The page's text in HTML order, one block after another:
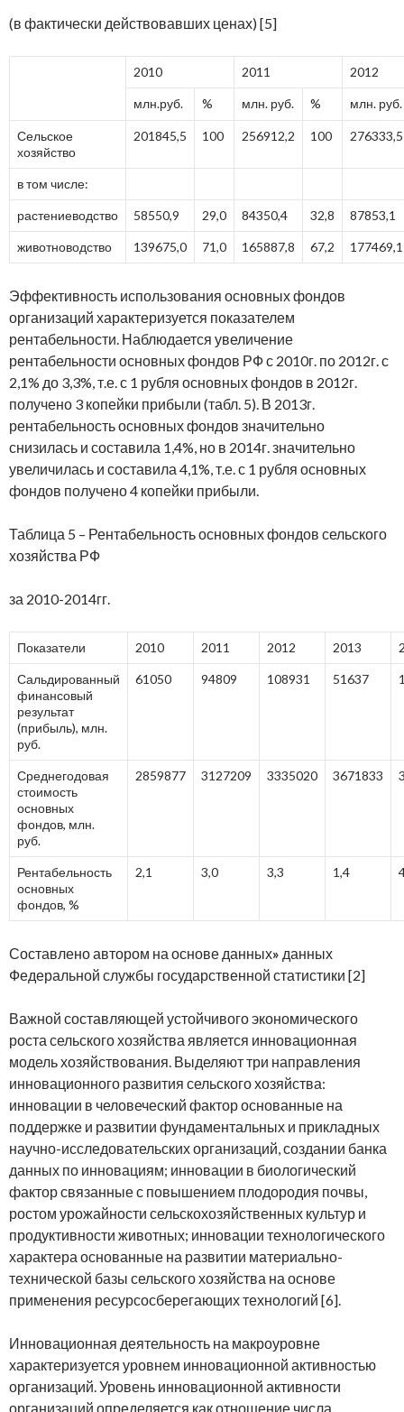
(в фактически действовавших ценах) [5]
2010 2011 2012
млн.руб. % млн. руб. % млн. руб.
Сельское
хозяйство
201845,5 100 256912,2 100 276333,5
в том числе:
растениеводство 58550,9 29,0 84350,4 32,8 87853,1
животноводство 139675,0 71,0 165887,8 67,2 177469,1
Эффективность использования основных фондов
организаций характеризуется показателем
рентабельности. Наблюдается увеличение
рентабельности основных фондов РФ с 2010г. по 2012г. с
2,1% до 3,3%, т.е. с 1 рубля основных фондов в 2012г.
получено 3 копейки прибыли (табл. 5). В 2013г.
рентабельность основных фондов значительно
снизилась и составила 1,4%, но в 2014г. значительно
увеличилась и составила 4,1%, т.е. с 1 рубля основных
фондов получено 4 копейки прибыли.
Таблица 5 – Рентабельность основных фондов сельского
хозяйства РФ
за 2010-2014гг.
Показатели 2010 2011 2012 2013
Сальдированный
финансовый
результат
(прибыль), млн.
руб.
61050 94809 108931 51637
Среднегодовая
стоимость
основных
фондов, млн.
руб.
2859877 3127209 3335020 3671833
Рентабельность
основных
фондов, %
2,1 3,0 3,3 1,4
Составлено автором на основе данных» данных
Федеральной службы государственной статистики [2]
Важной составляющей устойчивого экономического
роста сельского хозяйства является инновационная
модель хозяйствования. Выделяют три направления
инновационного развития сельского хозяйства:
инновации в человеческий фактор основанные на
поддержке и развитии фундаментальных и прикладных
научно-исследовательских организаций, создании банка
данных по инновациям; инновации в биологический
фактор связанные с повышением плодородия почвы,
ростом урожайности сельскохозяйственных культур и
продуктивности животных; инновации технологического
характера основанные на развитии материально-
технической базы сельского хозяйства на основе
применения ресурсосберегающих технологий [6].
Инновационная деятельность на макроуровне
характеризуется уровнем инновационной активностью
организаций. Уровень инновационной активности
организаций определяется как отношение числа